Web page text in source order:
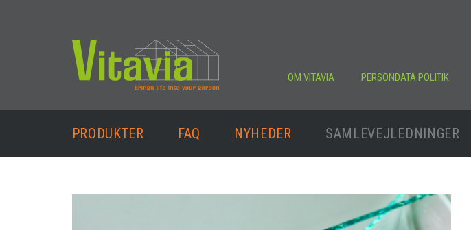
OM VITAVIA PERSONDATA POLITIK
PRODUKTER FAQ NYHEDER SAMLEVEJLEDNINGER